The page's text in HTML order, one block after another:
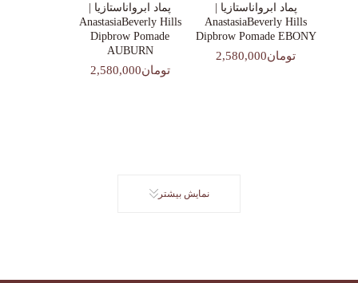
پماد ابرواناستازیا |
AnastasiaBeverly Hills
Dipbrow Pomade EBONY
تومان2,580,000
پماد ابرواناستازیا |
AnastasiaBeverly Hills
Dipbrow Pomade
AUBURN
تومان2,580,000
نمایش بیشتر